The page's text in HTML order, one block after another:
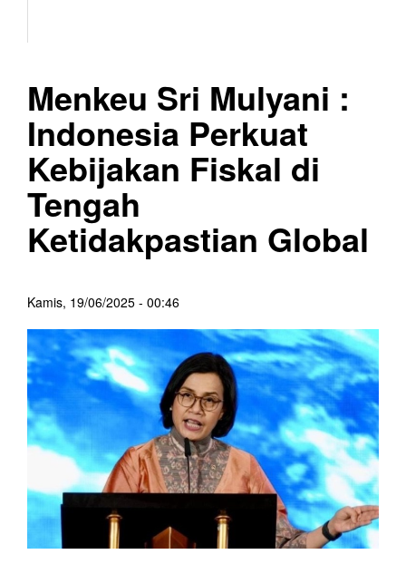
Menkeu Sri Mulyani :
Indonesia Perkuat
Kebijakan Fiskal di
Tengah
Ketidakpastian Global
Kamis, 19/06/2025 - 00:46